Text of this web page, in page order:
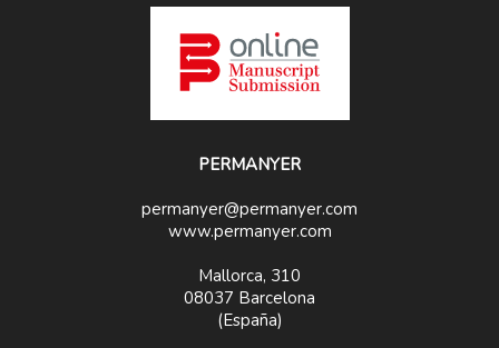
PERMANYER
permanyer@permanyer.com
www.permanyer.com
Mallorca, 310
08037 Barcelona
(España)